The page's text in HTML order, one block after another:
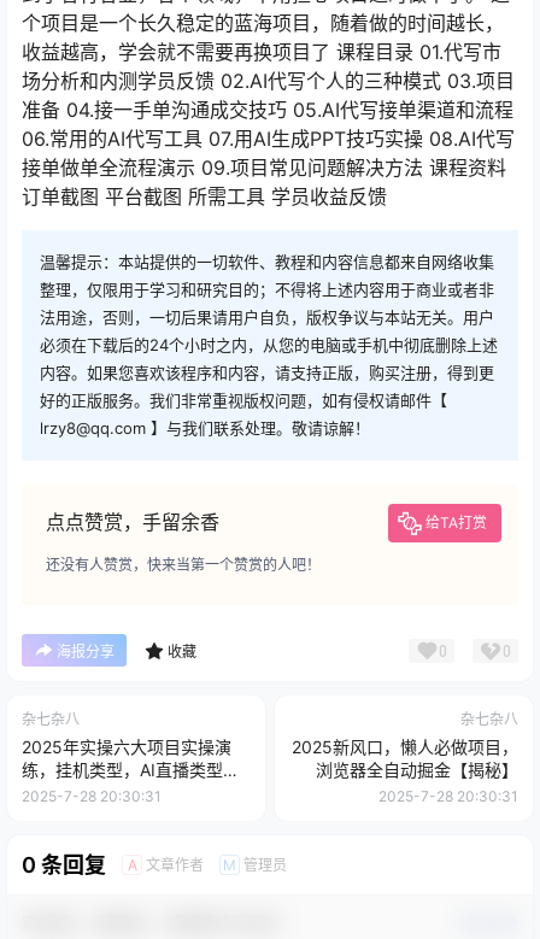
个项目是一个长久稳定的蓝海项目，随着做的时间越长，
收益越高，学会就不需要再换项目了 课程目录 01.代写市
场分析和内测学员反馈 02.AI代写个人的三种模式 03.项目
准备 04.接一手单沟通成交技巧 05.AI代写接单渠道和流程
06.常用的AI代写工具 07.用AI生成PPT技巧实操 08.AI代写
接单做单全流程演示 09.项目常见问题解决方法 课程资料
订单截图 平台截图 所需工具 学员收益反馈
温馨提示：本站提供的一切软件、教程和内容信息都来自网络收集
整理，仅限用于学习和研究目的；不得将上述内容用于商业或者非
法用途，否则，一切后果请用户自负，版权争议与本站无关。用户
必须在下载后的24个小时之内，从您的电脑或手机中彻底删除上述
内容。如果您喜欢该程序和内容，请支持正版，购买注册，得到更
好的正版服务。我们非常重视版权问题，如有侵权请邮件【
lrzy8@qq.com 】与我们联系处理。敬请谅解！
点点赞赏，手留余香 给TA打赏
还没有人赞赏，快来当第一个赞赏的人吧！
海报分享 收藏 0 0
杂七杂八
2025年实操六大项目实操演
练，挂机类型，AI直播类型，
轻资产创业类型，...
2025-7-28 20:30:31
杂七杂八
2025新风口，懒人必做项目，
浏览器全自动掘金【揭秘】
2025-7-28 20:30:31
0 条回复 A 文章作者 M 管理员